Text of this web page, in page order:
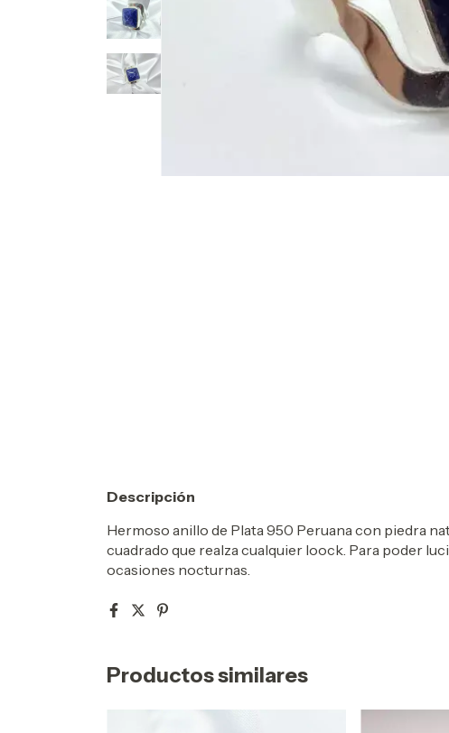
Descripción
Hermoso anillo de Plata 950 Peruana con piedra
cuadrado que realza cualquier loock. Para poder
ocasiones nocturnas.
Productos similares